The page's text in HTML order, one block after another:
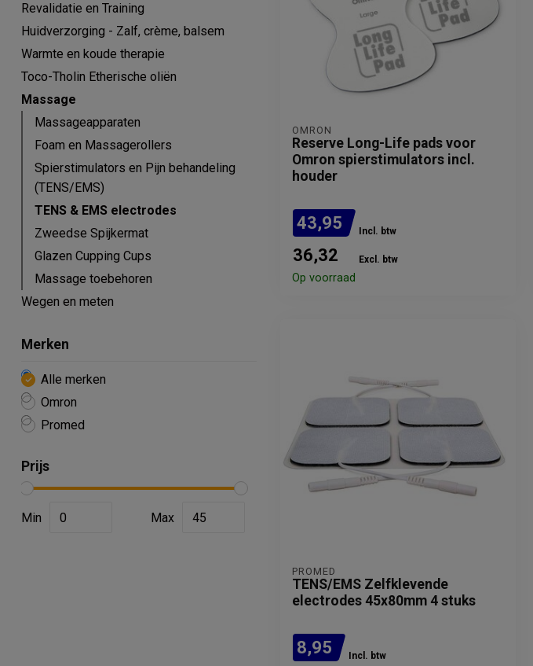
Revalidatie en Training
Huidverzorging - Zalf, crème, balsem
Warmte en koude therapie
Toco-Tholin Etherische oliën
Massage
Massageapparaten
Foam en Massagerollers
Spierstimulators en Pijn behandeling
(TENS/EMS)
TENS & EMS electrodes
Zweedse Spijkermat
Glazen Cupping Cups
Massage toebehoren
Wegen en meten
Merken
Alle merken
Omron
Promed
Prijs
Min Max
OMRON
Reserve Long-Life pads voor
Omron spierstimulators incl.
houder
43,95 Incl. btw
36,32 Excl. btw
Op voorraad
PROMED
TENS/EMS Zelfklevende
electrodes 45x80mm 4 stuks
8,95 Incl. btw